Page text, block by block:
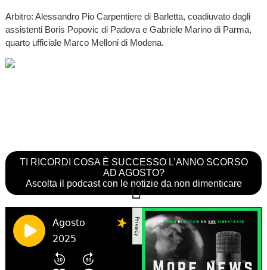
Arbitro: Alessandro Pio Carpentiere di Barletta, coadiuvato dagli
assistenti Boris Popovic di Padova e Gabriele Marino di Parma,
quarto ufficiale Marco Melloni di Modena.
TI RICORDI COSA È SUCCESSO L’ANNO SCORSO
AD AGOSTO?
Ascolta il podcast con le notizie da non dimenticare